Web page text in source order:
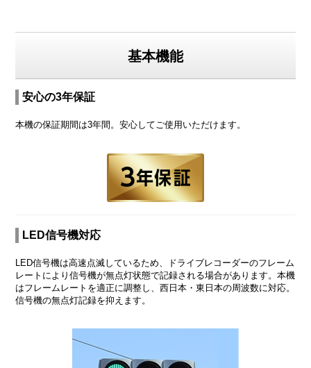
基本機能
安心の3年保証
本機の保証期間は3年間。安心してご使用いただけます。
LED信号機対応
LED信号機は高速点滅しているため、ドライブレコーダーのフレーム
レートにより信号機が無点灯状態で記録される場合があります。本機
はフレームレートを適正に調整し、西日本・東日本の周波数に対応。
信号機の無点灯記録を抑えます。